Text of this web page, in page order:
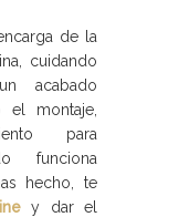
de la
cuidando
acabado
el montaje,
para
funciona
hecho, te
y dar el